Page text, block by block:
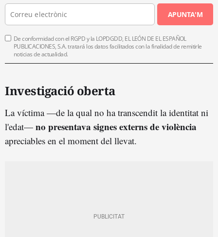
APUNTA'M
De conformidad con el RGPD y la LOPDGDD, EL LEÓN DE EL ESPAÑOL
PUBLICACIONES, S.A. tratará los datos facilitados con la finalidad de remitirle
noticias de actualidad.
Investigació oberta
La víctima —de la qual no ha transcendit la identitat ni
l'edat— no presentava signes externs de violència
apreciables en el moment del llevat.